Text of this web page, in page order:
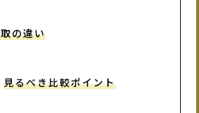
の違い
見るべき比較ポイント